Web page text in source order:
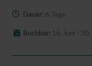
Dauer: 6 Tage
Buchbar: 16. Juni -